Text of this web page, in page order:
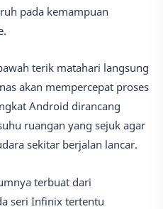
pada kemampuan
terik matahari langsung
akan mempercepat proses
Android dirancang
ruangan yang sejuk agar
sekitar berjalan lancar.
terbuat dari
seri Infinix tertentu